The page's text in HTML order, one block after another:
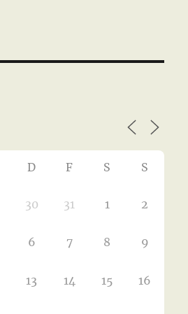
D F S S
30 31 1 2
6 7 8 9
13 14 15 16